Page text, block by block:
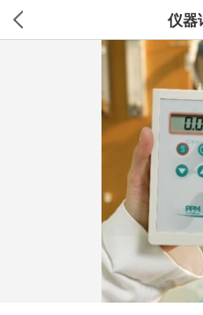
仪器